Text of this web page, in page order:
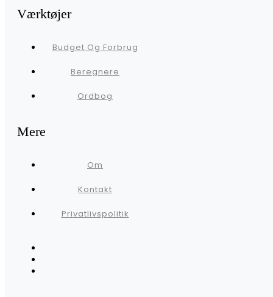
Værktøjer
Budget Og Forbrug
Beregnere
Ordbog
Mere
Om
Kontakt
Privatlivspolitik